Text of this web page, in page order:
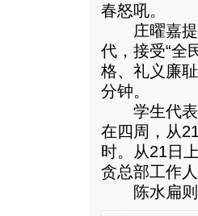
春怒吼。
庄曜嘉提
代，接受“全
格、礼义廉
分钟。
学生代表
在四周，从
时。从21日
贪总部工作
陈水扁则